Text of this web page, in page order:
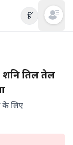
हिं Open
शनि तिल तेल
के लिए